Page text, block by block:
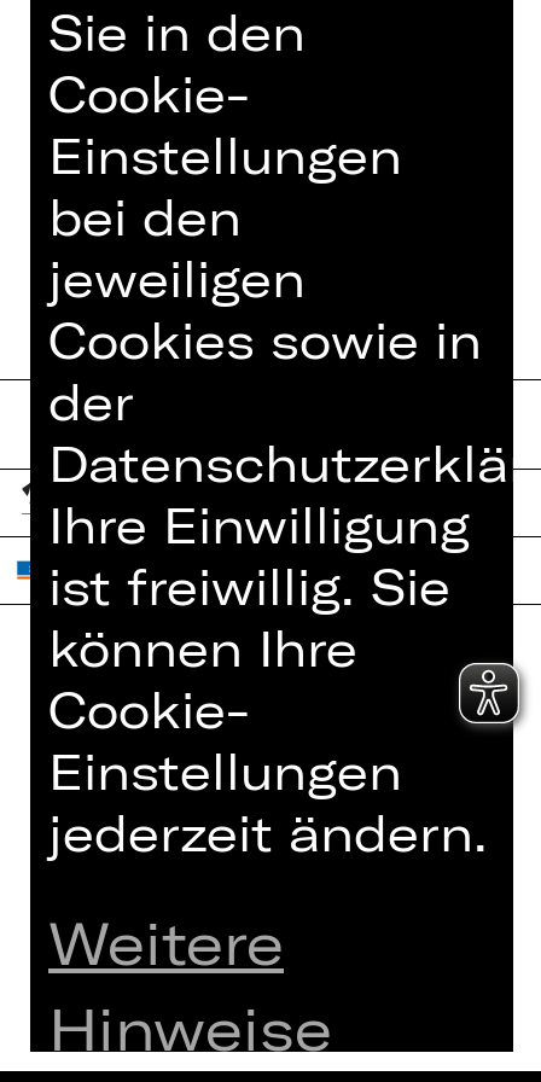
Komödienklassiker auf der großen
Bühne.
TEAM
TERMINE UND BESETZUNG
Home
Spielplan
Künstler*innen
Kartenkauf
Presse
Kontakt
Interner Bereich
ZVB/L
AGB
Cookies
Sie in den
Cookie-
Einstellungen
bei den
jeweiligen
Cookies sowie in
der
Ihre Einwilligung
ist freiwillig. Sie
können Ihre
Cookie-
Einstellungen
jederzeit ändern.
Weitere
Hinweise